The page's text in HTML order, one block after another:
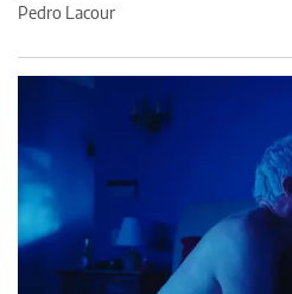
Pedro Lacour